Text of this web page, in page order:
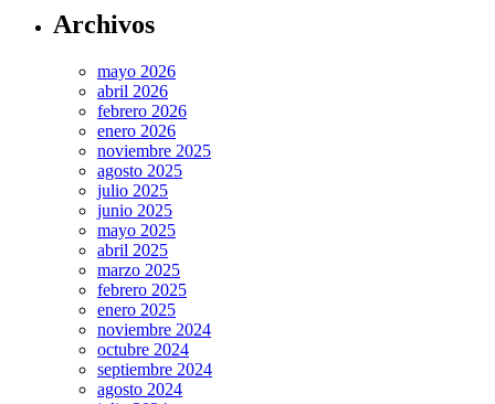
Archivos
mayo 2026
abril 2026
febrero 2026
enero 2026
noviembre 2025
agosto 2025
julio 2025
junio 2025
mayo 2025
abril 2025
marzo 2025
febrero 2025
enero 2025
noviembre 2024
octubre 2024
septiembre 2024
agosto 2024